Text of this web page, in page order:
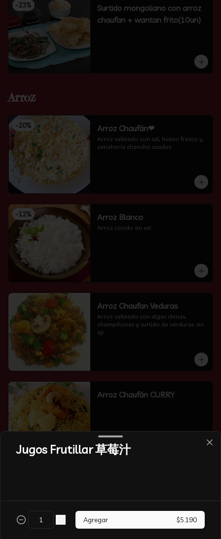
-23%
Surtido mongoliano con arroz
chaufan + wantan frito(10un)
Arroz
-20% Arroz Chaufán❤
Arroz salteado con sal, huevo fresco y
zanahoria chancho asados
-12% Arroz Blanco
Arroz cocido sin sal
Arroz Chaufan Veduras
Arroz salteado con algas chinas,
champiñones y surtido de verduras. sin
aji
Arroz Chaufán CURRY
Jugos Frutillar 草莓汁
Agregar $5.190